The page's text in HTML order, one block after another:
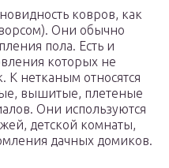
ковров, как
Они обычно
пола. Есть и
которых не
К нетканым относятся
вышитые, плетеные
Они используются
детской комнаты,
дачных домиков.